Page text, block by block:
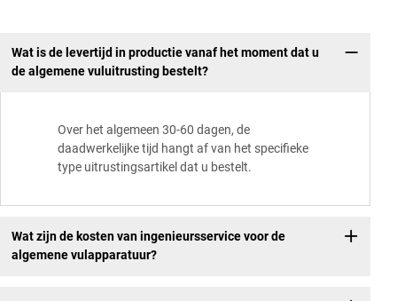
Wat is de levertijd in productie vanaf het moment dat u
de algemene vuluitrusting bestelt?
Over het algemeen 30-60 dagen, de
daadwerkelijke tijd hangt af van het specifieke
type uitrustingsartikel dat u bestelt.
Wat zijn de kosten van ingenieursservice voor de
algemene vulapparatuur?